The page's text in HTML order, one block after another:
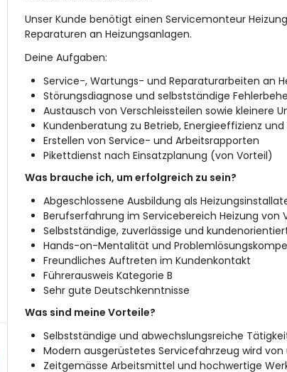
Unser Kunde benötigt einen Servicemonteur
Reparaturen an Heizungsanlagen.
Deine Aufgaben:
Service-, Wartungs- und Reparaturarbeiten an
Störungsdiagnose und selbstständige
Austausch von Verschleissteilen sowie kleinere
Kundenberatung zu Betrieb, Energieeffizienz
Erstellen von Service- und Arbeitsrapporten
Pikettdienst nach Einsatzplanung (von Vorteil)
Was brauche ich, um erfolgreich zu sein?
Abgeschlossene Ausbildung als
Berufserfahrung im Servicebereich Heizung von
Selbstständige, zuverlässige und
Hands-on-Mentalität und
Freundliches Auftreten im Kundenkontakt
Führerausweis Kategorie B
Sehr gute Deutschkenntnisse
Was sind meine Vorteile?
Selbstständige und abwechslungsreiche
Modern ausgerüstetes Servicefahrzeug wird
Zeitgemässe Arbeitsmittel und hochwertige